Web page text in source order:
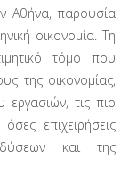
Αθήνα, παρουσία
οικονομία. Τη
τόμο που
της οικονομίας,
εργασιών, τις πιο
επιχειρήσεις
και της